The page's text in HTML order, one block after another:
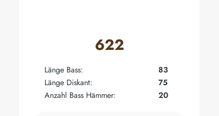
622
Länge Bass:
83
Länge Diskant:
75
Anzahl Bass Hämmer:
20